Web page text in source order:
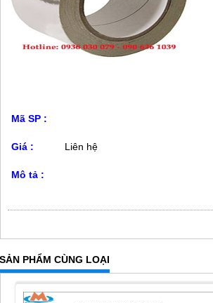
Mã SP :
Giá : Liên hệ
Mô tả :
SẢN PHẨM CÙNG LOẠI